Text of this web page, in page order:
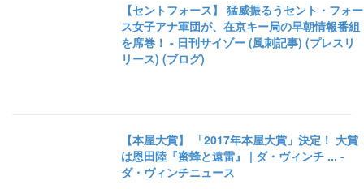
【セントフォース】 猛威振るうセント・フォー
ス女子アナ軍団が、在京キー局の早朝情報番組
を席巻！ - 日刊サイゾー (風刺記事) (プレスリ
リース) (ブログ)
【本屋大賞】 「2017年本屋大賞」決定！ 大賞
は恩田陸『蜜蜂と遠雷』 | ダ・ヴィンチ ... -
ダ・ヴィンチニュース